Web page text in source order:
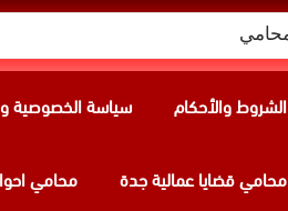
الشروط والأحكام سياسة الخصوصية
محامي قضايا عمالية جدة محامي